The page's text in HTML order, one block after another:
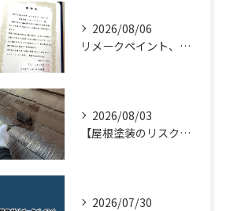
2026/08/06
リメークペイント、感謝状を頂く！
2026/08/03
【屋根塗装のリスクを下げる！】屋根の点検はドローンで！
2026/07/30